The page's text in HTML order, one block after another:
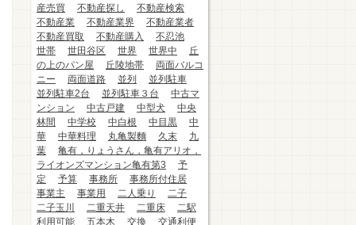
産売買
不動産探し
不動産検索
不動産業
不動産業界
不動産業者
不動産買取
不動産購入
不忍池
世帯
世田谷区 世界 世界中
丘
の上のパン屋
丘陵地帯
両面バルコ
ニー
両面道路 並列
並列駐車
並列駐車2台
並列駐車３台
中古マ
ンション
中古戸建 中型犬
中央
林間
中学校 中白根 中目黒
中
華
中華料理 丸亀製麵 久末
九
葉
亀有，りょうさん，亀有アリオ，
ライオンズマンション亀有第3
予
定
予算 事務所
事務所付住居
事業主
事業用 二人乗り
二子
二子玉川
二重天井 二重床
二駅
利用可能
五本木 交換
交通利便